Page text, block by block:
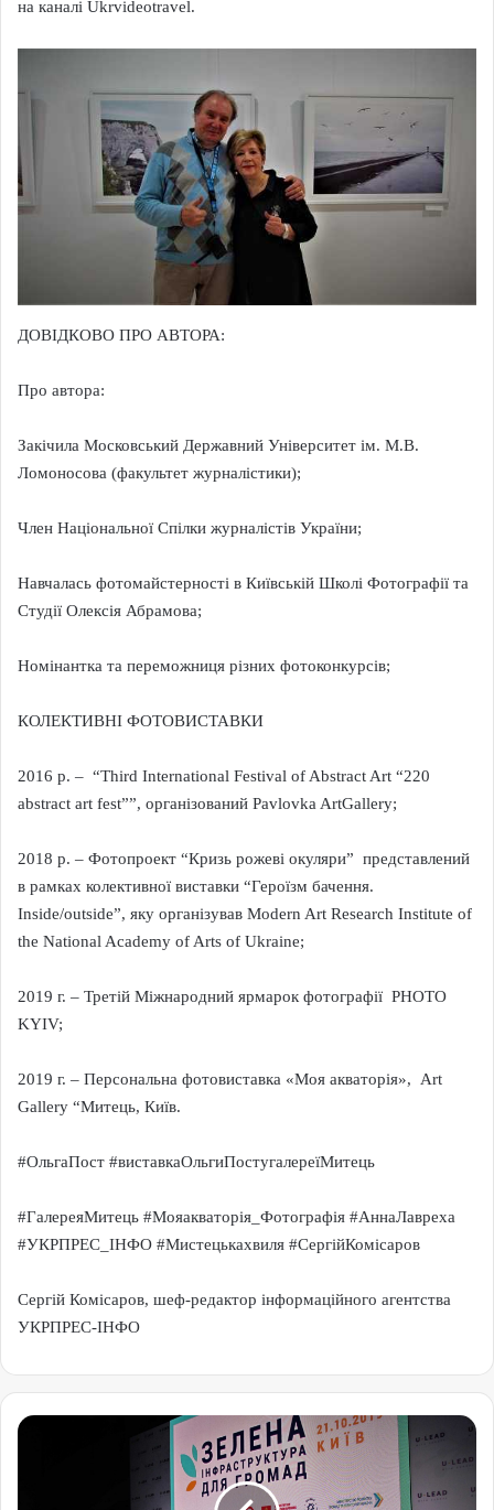
на каналі Ukrvideotravel.
ДОВІДКОВО ПРО АВТОРА:
Про автора:
Закічила Московський Державний Університет ім. М.В.
Ломоносова (факультет журналістики);
Член Національної Спілки журналістів України;
Навчалась фотомайстерності в Київській Школі Фотографії та
Студії Олексія Абрамова;
Номінантка та переможниця різних фотоконкурсів;
КОЛЕКТИВНІ ФОТОВИСТАВКИ
2016 р. – “Third International Festival of Abstract Art “220
abstract art fest””, організований Pavlovka ArtGallery;
2018 р. – Фотопроект “Кризь рожевi окуляри” представлений
в рамках колективної виставки “Героїзм бачення.
Inside/outside”, яку організував Modern Art Research Institute of
the National Academy of Arts of Ukraine;
2019 г. – Третій Міжнародний ярмарок фотографії PHOTO
KYIV;
2019 г. – Персональна фотовиставка «Моя акваторія», Art
Gallery “Митець, Київ.
#ОльгаПост #виставкаОльгиПостугалереїМитець
#ГалереяМитець #Мояакваторія_Фотографія #АннаЛавреха
#УКРПРЕС_ІНФО #Мистецькахвиля #СергійКомісаров
Сергій Комісаров, шеф-редактор інформаційного агентства
УКРПРЕС-ІНФО